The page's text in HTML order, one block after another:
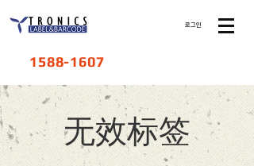
로그인
1588-1607
​无效标签